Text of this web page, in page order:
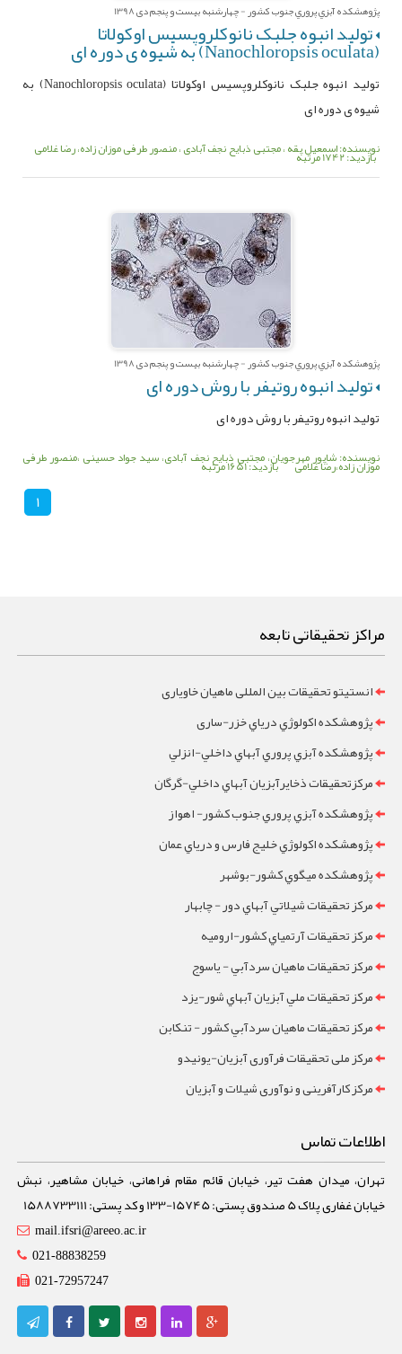
پژوهشکده آبزي پروري جنوب کشور - چهارشنبه بیست و پنجم دی 1398
تولید انبوه جلبک نانوکلروپسیس اوکولاتا(Nanochloropsis oculata) به شیوه ی دوره ای
تولید انبوه جلبک نانوکلروپسیس اوکولاتا (Nanochloropsis oculata) به
شیوه ی دوره ای
نویسنده: اسمعیل پقه ، مجتبی ذبایح نجف آبادی ، منصور طرفی موزان زاده، رضا غلامی
بازدید: 1742 مرتبه
پژوهشکده آبزي پروري جنوب کشور - چهارشنبه بیست و پنجم دی 1398
تولید انبوه روتیفر با روش دوره ای
تولید انبوه روتیفر با روش دوره ای
نویسنده: شاپور مهرجویان، مجتبی ذبایح نجف آبادی، سید جواد حسینی ،منصور طرفی
موزان زاده،رضا غلامی بازدید: 1651 مرتبه
1
مراکز تحقیقاتی تابعه
انستیتو تحقیقات بین المللی ماهیان خاویاری
پژوهشکده اکولوژي درياي خزر-ساری
پژوهشکده آبزي پروري آبهاي داخلي-انزلي
مرکزتحقيقات ذخايرآبزيان آبهاي داخلي-گرگان
پژوهشکده آبزي پروري جنوب کشور- اهواز
پژوهشکده اکولوژي خليج فارس و درياي عمان
پژوهشکده ميگوي کشور-بوشهر
مرکز تحقيقات شيلاتي آبهاي دور - چابهار
مرکز تحقيقات آرتمياي کشور-ارومیه
مرکز تحقيقات ماهيان سردآبي - ياسوج
مرکز تحقيقات ملي آبزيان آبهاي شور-یزد
مرکز تحقيقات ماهيان سردآبي کشور - تنکابن
مرکز ملی تحقیقات فرآوری آبزیان-یونیدو
مرکز کارآفرینی و نوآوری شیلات و آبزیان
اطلاعات تماس
تهران، میدان هفت تیر، خیابان قائم مقام فراهانی، خیابان مشاهیر، نبش
خیابان غفاری پلاک 5 صندوق پستی: 15745-133 و کد پستی: 1588733111
mail.ifsri@areeo.ac.ir
021-88838259
021-72957247